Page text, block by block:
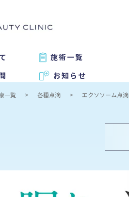
施術一覧
お知らせ
一覧 各種点滴 エクソソーム点滴